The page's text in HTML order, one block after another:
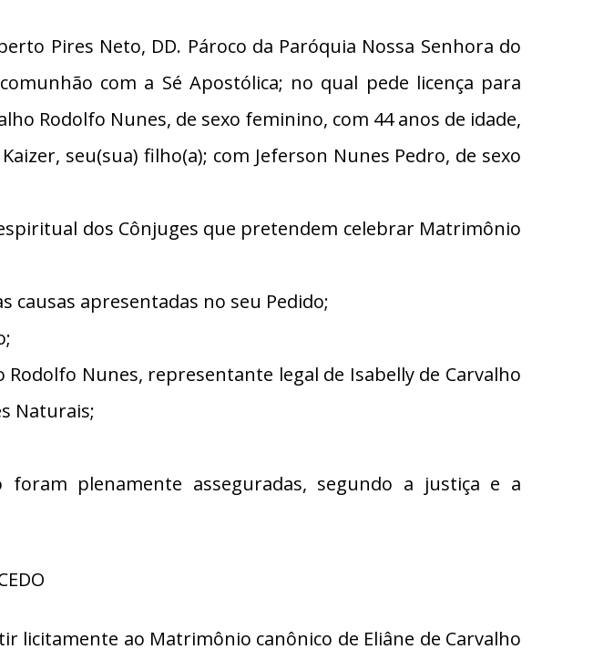
Pires Neto, DD. Pároco da Paróquia Nossa Senhora do
com a Sé Apostólica; no qual pede licença para
Rodolfo Nunes, de sexo feminino, com 44 anos de idade,
seu(sua) filho(a); com Jeferson Nunes Pedro, de sexo
dos Cônjuges que pretendem celebrar Matrimônio
causas apresentadas no seu Pedido;
Rodolfo Nunes, representante legal de Isabelly de Carvalho
Naturais;
foram plenamente asseguradas, segundo a justiça e a
licitamente ao Matrimônio canônico de Eliâne de Carvalho